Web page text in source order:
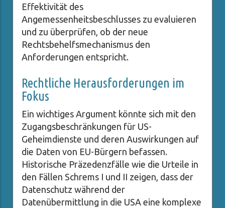
Effektivität des
Angemessenheitsbeschlusses zu evaluieren
und zu überprüfen, ob der neue
Rechtsbehelfsmechanismus den
Anforderungen entspricht.
Rechtliche Herausforderungen im
Fokus
Ein wichtiges Argument könnte sich mit den
Zugangsbeschränkungen für US-
Geheimdienste und deren Auswirkungen auf
die Daten von EU-Bürgern befassen.
Historische Präzedenzfälle wie die Urteile in
den Fällen Schrems I und II zeigen, dass der
Datenschutz während der
Datenübermittlung in die USA eine komplexe